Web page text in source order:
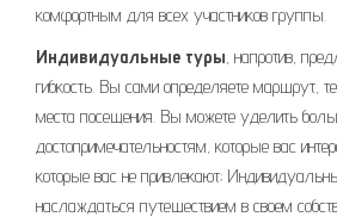
комфортным для всех участников группы.
Индивидуальные туры, напротив,
гибкость. Вы сами определяете маршрут,
места посещения. Вы можете уделить
достопримечательностям, которые вас
которые вас не привлекают;
наслаждаться путешествием в своем